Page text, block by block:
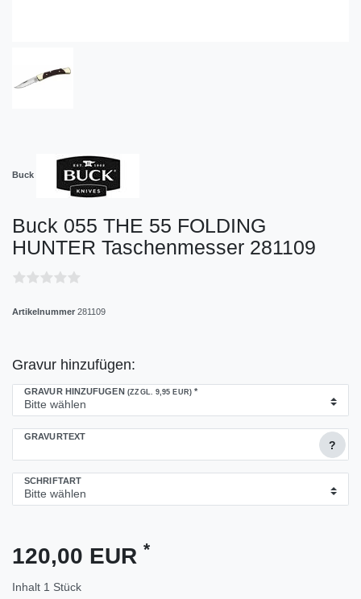
Buck
Buck 055 THE 55 FOLDING
HUNTER Taschenmesser 281109
Artikelnummer 281109
Gravur hinzufügen:
GRAVUR HINZUFÜGEN (ZZGL. 9,95 EUR) *
GRAVURTEXT
?
SCHRIFTART
120,00 EUR *
Inhalt 1 Stück